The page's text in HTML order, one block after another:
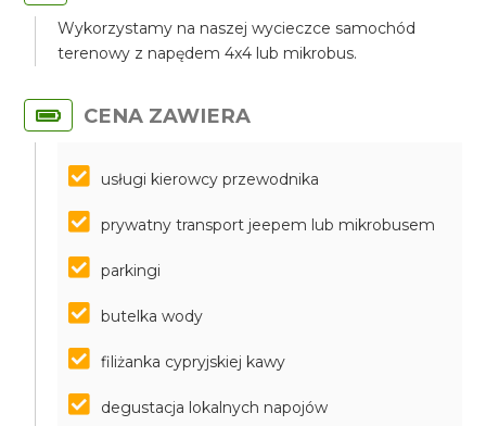
Wykorzystamy na naszej wycieczce samochód
terenowy z napędem 4x4 lub mikrobus.
CENA ZAWIERA
usługi kierowcy przewodnika
prywatny transport jeepem lub mikrobusem
parkingi
butelka wody
filiżanka cypryjskiej kawy
degustacja lokalnych napojów